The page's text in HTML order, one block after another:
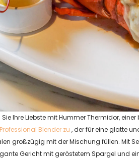
Ihre Liebste mit Hummer Thermidor,
Blender zu , der für eine glatte
großzügig mit der Mischung füllen. Mit
Gericht mit geröstetem Spargel und